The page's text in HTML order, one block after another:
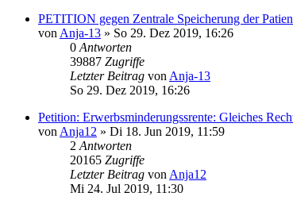
PETITION gegen Zentrale Speicherung der
vonAnja-13 » So 29. Dez 2019, 16:26
0Antworten
39887 Zugriffe
Letzter Beitrag vonAnja-13
So 29. Dez 2019, 16:26
Petition: Erwerbsminderungssrente: Gleiches
vonAnja12 » Di 18. Jun 2019, 11:59
2Antworten
20165 Zugriffe
Letzter Beitrag vonAnja12
Mi 24. Jul 2019, 11:30